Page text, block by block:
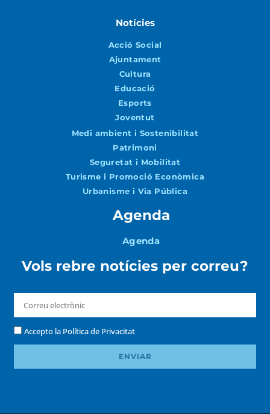
Notícies
Acció Social
Ajuntament
Cultura
Educació
Esports
Joventut
Medi ambient i Sostenibilitat
Patrimoni
Seguretat i Mobilitat
Turisme i Promoció Econòmica
Urbanisme i Via Pública
Agenda
Agenda
Vols rebre notícies per correu?
Accepto la Política de Privacitat
ENVIAR